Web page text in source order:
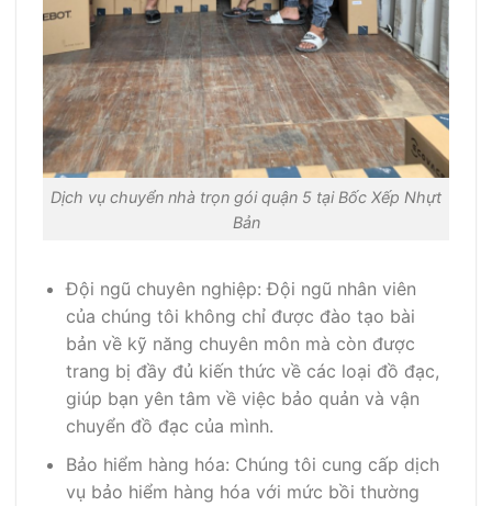
Dịch vụ chuyển nhà trọn gói quận 5 tại Bốc Xếp Nhựt
Bản
Đội ngũ chuyên nghiệp: Đội ngũ nhân viên
của chúng tôi không chỉ được đào tạo bài
bản về kỹ năng chuyên môn mà còn được
trang bị đầy đủ kiến thức về các loại đồ đạc,
giúp bạn yên tâm về việc bảo quản và vận
chuyển đồ đạc của mình.
Bảo hiểm hàng hóa: Chúng tôi cung cấp dịch
vụ bảo hiểm hàng hóa với mức bồi thường